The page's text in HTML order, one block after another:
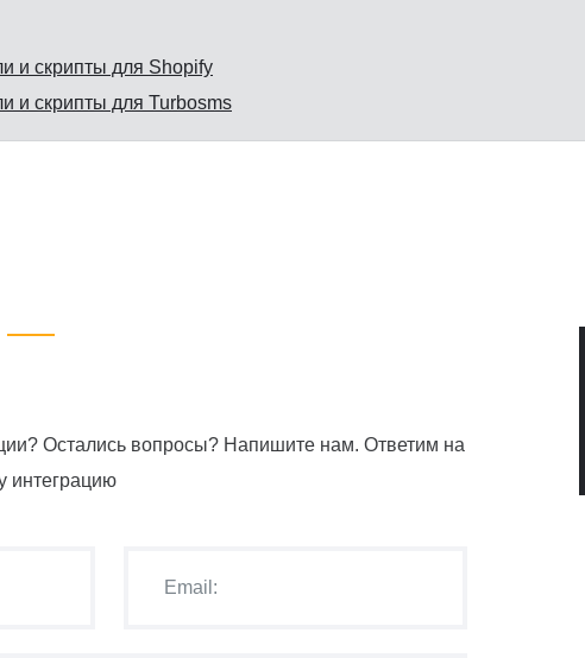
и скрипты для Shopify
и скрипты для Turbosms
Остались вопросы? Напишите нам. Ответим на
интеграцию